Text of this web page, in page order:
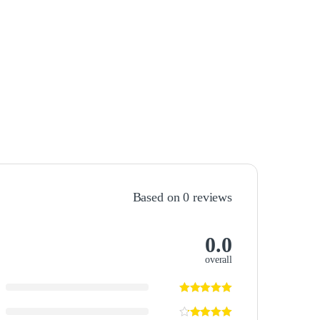
Based on 0 reviews
0.0
overall